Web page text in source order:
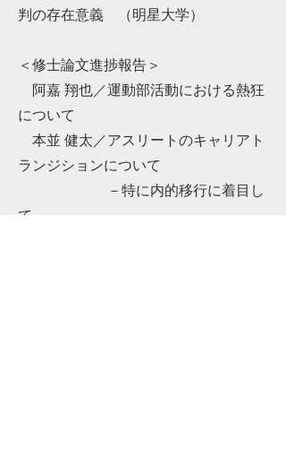
判の存在意義 （明星大学）
＜修士論文進捗報告＞
阿嘉 翔也／運動部活動における熱狂
について
本並 健太／アスリートのキャリアト
ランジションについて
－特に内的移行に着目し
て